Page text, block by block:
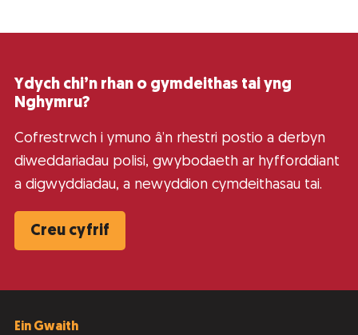
Ydych chi’n rhan o gymdeithas tai yng
Nghymru?
Cofrestrwch i ymuno â’n rhestri postio a derbyn
diweddariadau polisi, gwybodaeth ar hyfforddiant
a digwyddiadau, a newyddion cymdeithasau tai.
Creu cyfrif
Ein Gwaith